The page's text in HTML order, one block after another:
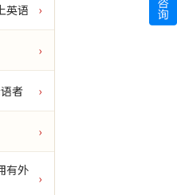
英语 ›
›
者 ›
›
有外
›